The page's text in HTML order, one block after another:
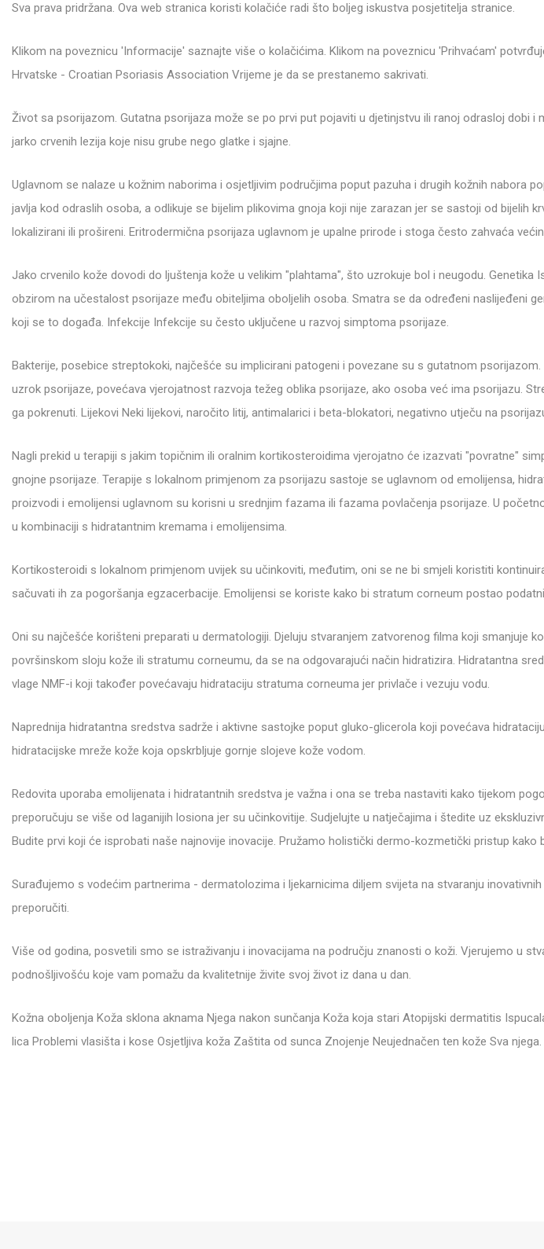
Sva prava pridržana. Ova web stranica koristi kolačiće radi što boljeg iskustva posjetitelja stranice.
Klikom na poveznicu 'Informacije' saznajte više o kolačićima. Klikom na poveznicu 'Prihvaćam'
Hrvatske - Croatian Psoriasis Association Vrijeme je da se prestanemo sakrivati.
Život sa psorijazom. Gutatna psorijaza može se po prvi put pojaviti u djetinjstvu ili ranoj odrasloj dobi i
jarko crvenih lezija koje nisu grube nego glatke i sjajne.
Uglavnom se nalaze u kožnim naborima i osjetljivim područjima poput pazuha i drugih kožnih nabora
javlja kod odraslih osoba, a odlikuje se bijelim plikovima gnoja koji nije zarazan jer se sastoji od bijelih
lokalizirani ili prošireni. Eritrodermična psorijaza uglavnom je upalne prirode i stoga često zahvaća
Jako crvenilo kože dovodi do ljuštenja kože u velikim "plahtama", što uzrokuje bol i neugodu. Genetika
obzirom na učestalost psorijaze među obiteljima oboljelih osoba. Smatra se da određeni naslijeđeni
koji se to događa. Infekcije Infekcije su često uključene u razvoj simptoma psorijaze.
Bakterije, posebice streptokoki, najčešće su implicirani patogeni i povezane su s gutatnom
uzrok psorijaze, povećava vjerojatnost razvoja težeg oblika psorijaze, ako osoba već ima psorijazu.
ga pokrenuti. Lijekovi Neki lijekovi, naročito litij, antimalarici i beta-blokatori, negativno utječu na
Nagli prekid u terapiji s jakim topičnim ili oralnim kortikosteroidima vjerojatno će izazvati "povratne"
gnojne psorijaze. Terapije s lokalnom primjenom za psorijazu sastoje se uglavnom od emolijensa,
proizvodi i emolijensi uglavnom su korisni u srednjim fazama ili fazama povlačenja psorijaze. U
u kombinaciji s hidratantnim kremama i emolijensima.
Kortikosteroidi s lokalnom primjenom uvijek su učinkoviti, međutim, oni se ne bi smjeli koristiti
sačuvati ih za pogoršanja egzacerbacije. Emolijensi se koriste kako bi stratum corneum postao
Oni su najčešće korišteni preparati u dermatologiji. Djeluju stvaranjem zatvorenog filma koji smanjuje
površinskom sloju kože ili stratumu corneumu, da se na odgovarajući način hidratizira. Hidratantna
vlage NMF-i koji također povećavaju hidrataciju stratuma corneuma jer privlače i vezuju vodu.
Naprednija hidratantna sredstva sadrže i aktivne sastojke poput gluko-glicerola koji povećava
hidratacijske mreže kože koja opskrbljuje gornje slojeve kože vodom.
Redovita uporaba emolijenata i hidratantnih sredstva je važna i ona se treba nastaviti kako tijekom
preporučuju se više od laganijih losiona jer su učinkovitije. Sudjelujte u natječajima i štedite uz
Budite prvi koji će isprobati naše najnovije inovacije. Pružamo holistički dermo-kozmetički pristup
Surađujemo s vodećim partnerima - dermatolozima i ljekarnicima diljem svijeta na stvaranju
preporučiti.
Više od godina, posvetili smo se istraživanju i inovacijama na području znanosti o koži. Vjerujemo u
podnošljivošću koje vam pomažu da kvalitetnije živite svoj život iz dana u dan.
Kožna oboljenja Koža sklona aknama Njega nakon sunčanja Koža koja stari Atopijski dermatitis
lica Problemi vlasišta i kose Osjetljiva koža Zaštita od sunca Znojenje Neujednačen ten kože Sva njega.